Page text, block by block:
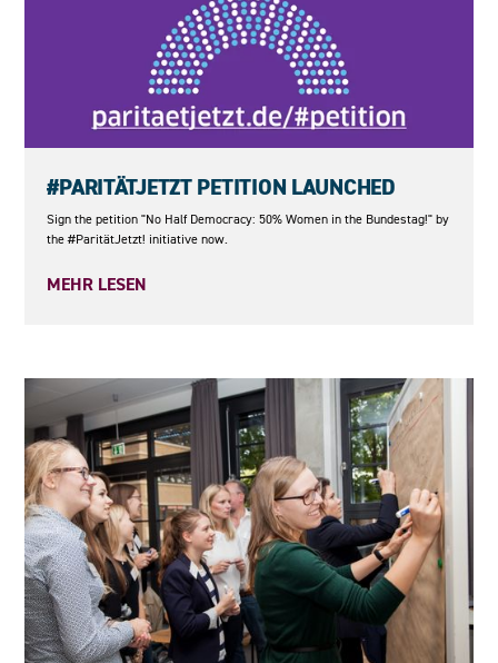
#PARITÄTJETZT PETITION LAUNCHED
Sign the petition "No Half Democracy: 50% Women in the Bundestag!" by
the #ParitätJetzt! initiative now.
MEHR LESEN